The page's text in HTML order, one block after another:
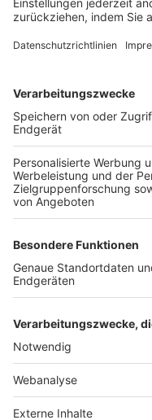
FOLGE DEM BFV
TOP-VEREINE
TOP-PARTNER
Nutzungsbedingungen